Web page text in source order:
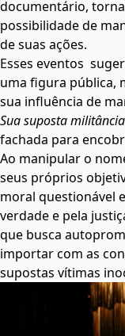
documentário,
possibilidade de
de suas ações.
Esses eventos
uma figura pública,
sua influência de
Sua suposta
fachada para
Ao manipular o
seus próprios
moral questionável
verdade e pela
que busca
importar com as
supostas vítimas